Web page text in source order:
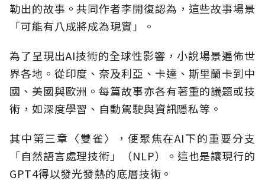
勒出的故事。共同作者李開復認為，這些故事場景
「可能有八成將成為現實」。
為了呈現出AI技術的全球性影響，小說場景遍佈世
界各地。從印度、奈及利亞、卡達、斯里蘭卡到中
國、美國與歐洲。每篇故事亦各有著重的議題或技
術，如深度學習、自動駕駛與資訊隱私等。
其中第三章〈雙雀〉，便聚焦在AI下的重要分支
「自然語言處理技術」（NLP）。這也是讓現行的
GPT4得以發光發熱的底層技術。